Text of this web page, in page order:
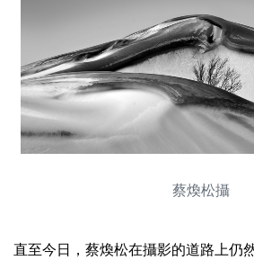
蔡煥松攝
直至今日，蔡煥松在攝影的道路上仍